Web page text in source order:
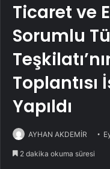
Ticaret ve
Sorumlu
Toplantısı
Yapıldı
AYHAN AKDEMİR
2 dakika okuma süresi